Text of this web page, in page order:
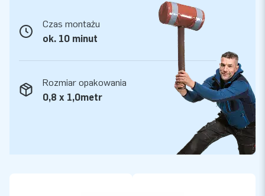
Czas montażu
ok. 10 minut
Rozmiar opakowania
0,8 x 1,0metr